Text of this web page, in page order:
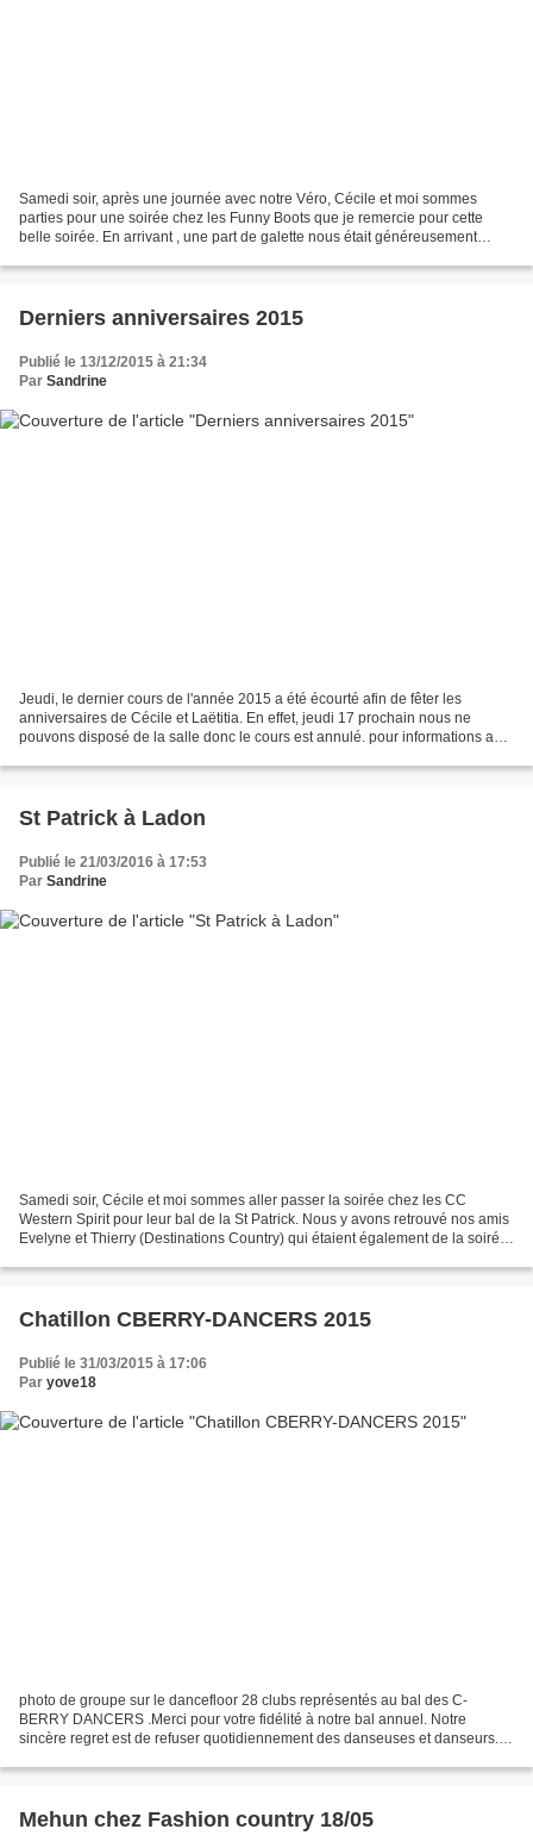
Samedi soir, après une journée avec notre Véro, Cécile et moi sommes
parties pour une soirée chez les Funny Boots que je remercie pour cette
belle soirée. En arrivant , une part de galette nous était généreusement
Derniers anniversaires 2015
Publié le 13/12/2015 à 21:34
Par Sandrine
Jeudi, le dernier cours de l'année 2015 a été écourté afin de fêter les
anniversaires de Cécile et Laëtitia. En effet, jeudi 17 prochain nous ne
pouvons disposé de la salle donc le cours est annulé. pour informations aux
St Patrick à Ladon
Publié le 21/03/2016 à 17:53
Par Sandrine
Samedi soir, Cécile et moi sommes aller passer la soirée chez les CC
Western Spirit pour leur bal de la St Patrick. Nous y avons retrouvé nos amis
Evelyne et Thierry (Destinations Country) qui étaient également de la soirée.
Chatillon CBERRY-DANCERS 2015
Publié le 31/03/2015 à 17:06
Par yove18
photo de groupe sur le dancefloor 28 clubs représentés au bal des C-
BERRY DANCERS .Merci pour votre fidélité à notre bal annuel. Notre
sincère regret est de refuser quotidiennement des danseuses et danseurs.
Mehun chez Fashion country 18/05